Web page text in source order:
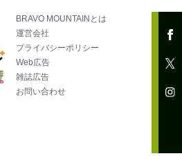
BRAVO MOUNTAINとは
運営会社
プライバシーポリシー
Web広告
雑誌広告
お問い合わせ